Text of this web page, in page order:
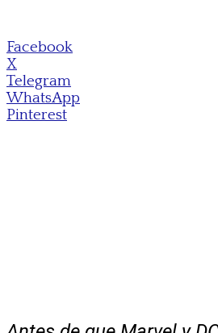
Facebook
X
Telegram
WhatsApp
Pinterest